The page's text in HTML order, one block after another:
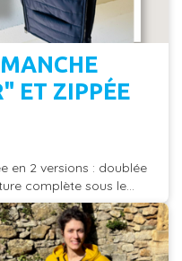
ET ZIPPÉE
en 2 versions : doublée
complète sous le...